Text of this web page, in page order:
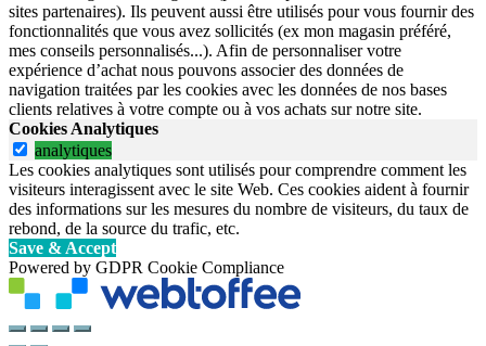
sites partenaires). Ils peuvent aussi être utilisés pour vous fournir des
fonctionnalités que vous avez sollicités (ex mon magasin préféré,
mes conseils personnalisés...). Afin de personnaliser votre
expérience d’achat nous pouvons associer des données de
navigation traitées par les cookies avec les données de nos bases
clients relatives à votre compte ou à vos achats sur notre site.
Cookies Analytiques
analytiques
Les cookies analytiques sont utilisés pour comprendre comment les
visiteurs interagissent avec le site Web. Ces cookies aident à fournir
des informations sur les mesures du nombre de visiteurs, du taux de
rebond, de la source du trafic, etc.
Save & Accept
Powered by GDPR Cookie Compliance